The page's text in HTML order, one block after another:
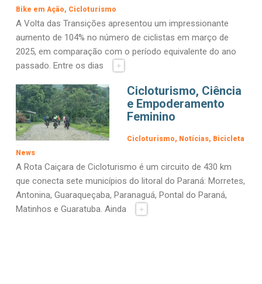
Bike em Ação
Cicloturismo
A Volta das Transições apresentou um impressionante
aumento de 104% no número de ciclistas em março de
2025, em comparação com o período equivalente do ano
passado. Entre os dias
+
Cicloturismo, Ciência
e Empoderamento
Feminino
Cicloturismo Notícias Bicicleta
News
A Rota Caiçara de Cicloturismo é um circuito de 430 km
que conecta sete municípios do litoral do Paraná: Morretes,
Antonina, Guaraqueçaba, Paranaguá, Pontal do Paraná,
Matinhos e Guaratuba. Ainda
+